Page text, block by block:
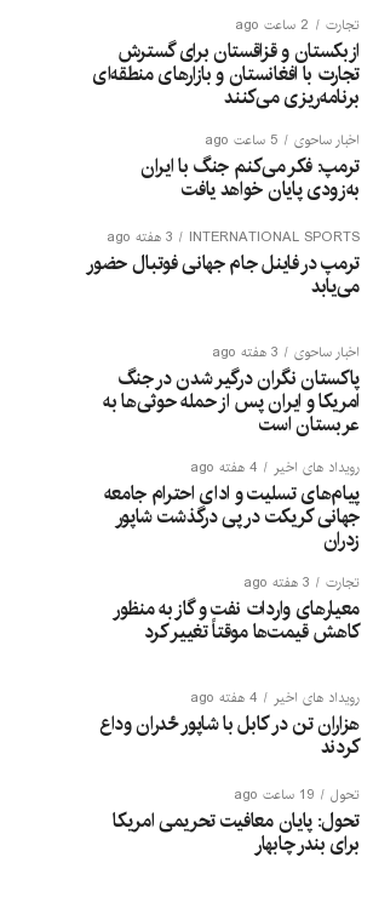
تجارت 2 ساعت ago
ازبکستان و قزاقستان برای گسترش
تجارت با افغانستان و بازارهای منطقه‌ای
برنامه‌ریزی می‌کنند
اخبار ساحوی 5 ساعت ago
ترمپ: فکر می‌کنم جنگ با ایران
به‌زودی پایان خواهد یافت
INTERNATIONAL SPORTS 3 هفته ago
ترمپ در فاینل جام جهانی فوتبال حضور
می‌یابد
اخبار ساحوی 3 هفته ago
پاکستان نگران درگیر شدن در جنگ
امریکا و ایران پس از حمله حوثی‌ها به
عربستان است
رویداد های اخیر 4 هفته ago
پیام‌های تسلیت و ادای احترام جامعه
جهانی کریکت در پی درگذشت شاپور
زدران
تجارت 3 هفته ago
معیارهای واردات نفت و گاز به منظور
کاهش قیمت‌ها موقتاً تغییر کرد
رویداد های اخیر 4 هفته ago
هزاران تن در کابل با شاپور ځدران وداع
کردند
تحول 19 ساعت ago
تحول: پایان معافیت تحریمی امریکا
برای بندر چابهار